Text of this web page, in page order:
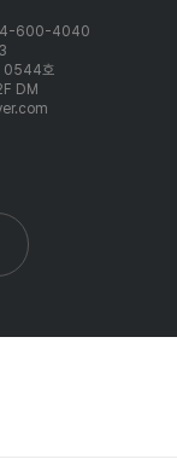
600-4040
0544호
DM